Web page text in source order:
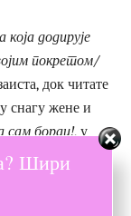
додирује
покретом/
док читате
снагу жене и
сам борац!, у
ове збирке је
то је већ
је борба,
Шири